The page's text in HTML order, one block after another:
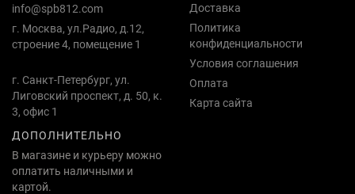
info@spb812.com
г. Москва, ул.Радио, д.12,
строение 4, помещение 1
г. Санкт-Петербург, ул.
Лиговский проспект, д. 50, к.
3, офис 1
Доставка
Политика
конфиденциальности
Условия соглашения
Оплата
Карта сайта
ДОПОЛНИТЕЛЬНО
В магазине и курьеру можно
оплатить наличными и
картой.